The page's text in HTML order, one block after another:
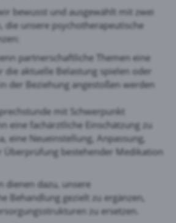
bewusst und ausgewählt mit zwei
die unsere psychotherapeutische
partnerschaftliche Themen eine
die aktuelle Belastung spielen oder
der Beziehung angestoßen werden
mit Schwerpunkt
eine fachärztliche Einschätzung zu
eine Neueinstellung, Anpassung,
Überprüfung bestehender Medikation
dienen dazu, unsere
Behandlung gezielt zu ergänzen,
zu ersetzen.